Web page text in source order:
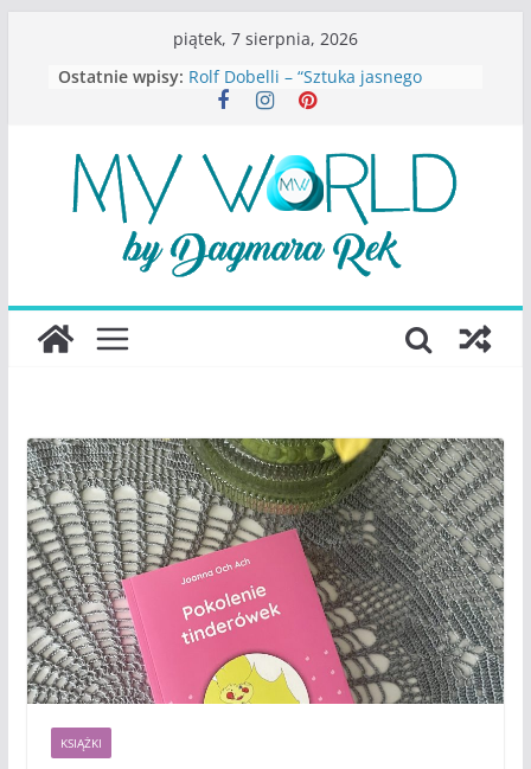
piątek, 7 sierpnia, 2026
Ostatnie wpisy: Rolf Dobelli – “Sztuka jasnego
myślenia”
Konstancina. Sekrety seksbiznesu”
Katarzyna Lewandowicz – Zanim
straciliśmy siebie
Judith Joseph – “Wysoko
funkcjonująca depresja”
S.Wynn-Williams – “Bezwzględni. O
największego portalu
KSIĄŻKI